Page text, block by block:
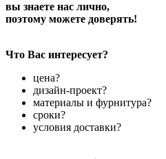
вы знаете нас лично,
поэтому можете доверять!
Что Вас интересует?
цена?
дизайн-проект?
материалы и фурнитура?
сроки?
условия доставки?